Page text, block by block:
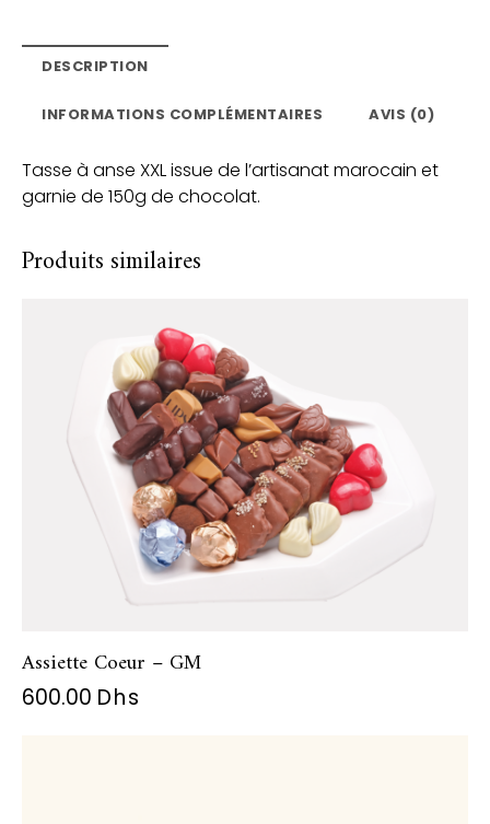
DESCRIPTION
INFORMATIONS COMPLÉMENTAIRES AVIS (0)
Tasse à anse XXL issue de l’artisanat marocain et
garnie de 150g de chocolat.
Produits similaires
Assiette Coeur – GM
600.00 Dhs